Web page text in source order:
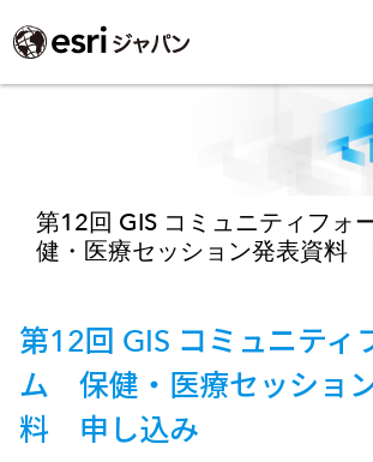
第12回 GIS コミュニティフ
健・医療セッション発表資料
第12回 GIS コミュニティ
ム 保健・医療セッショ
料 申し込み